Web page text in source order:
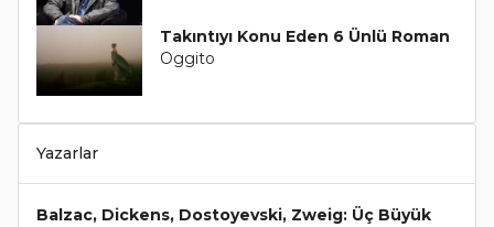
Takıntıyı Konu Eden 6 Ünlü Roman
Oggito
Yazarlar
Balzac, Dickens, Dostoyevski, Zweig: Üç Büyük